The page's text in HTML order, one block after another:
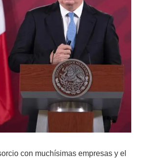
con muchísimas empresas y el